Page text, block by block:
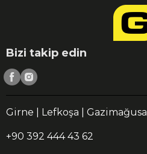
Bizi takip edin
Girne | Lefkoşa | Gazimağusa
+90 392 444 43 62